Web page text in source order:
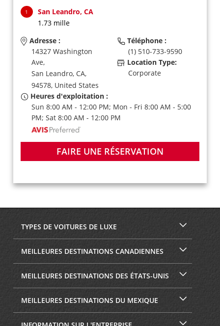
1
San Leandro, CA
1.73 mille
Adresse :
14327 Washington
Ave,
San Leandro, CA,
94578, United States
Téléphone :
(1) 510-733-9590
Location Type:
Corporate
Heures d'exploitation :
Sun 8:00 AM - 12:00 PM; Mon - Fri 8:00 AM - 5:00
PM; Sat 8:00 AM - 12:00 PM
FAIRE UNE RÉSERVATION
TYPES DE VOITURES DE LUXE
MEILLEURES DESTINATIONS CANADIENNES
MEILLEURES DESTINATIONS DES ÉTATS-UNIS
MEILLEURES DESTINATIONS DU MEXIQUE